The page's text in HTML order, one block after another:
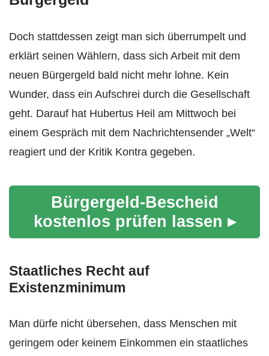
Doch stattdessen zeigt man sich überrumpelt und
erklärt seinen Wählern, dass sich Arbeit mit dem
neuen Bürgergeld bald nicht mehr lohne. Kein
Wunder, dass ein Aufschrei durch die Gesellschaft
geht. Darauf hat Hubertus Heil am Mittwoch bei
einem Gespräch mit dem Nachrichtensender „Welt“
reagiert und der Kritik Kontra gegeben.
Bürgergeld-Bescheid
kostenlos prüfen lassen ▸
Staatliches Recht auf
Existenzminimum
Man dürfe nicht übersehen, dass Menschen mit
geringem oder keinem Einkommen ein staatliches